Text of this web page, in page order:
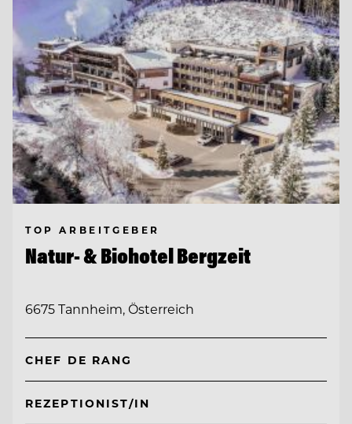
TOP ARBEITGEBER
Natur- & Biohotel Bergzeit
6675 Tannheim, Österreich
CHEF DE RANG
REZEPTIONIST/IN